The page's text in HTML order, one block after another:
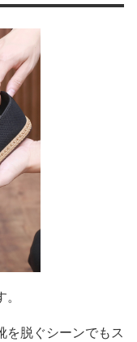
を脱ぐシーンでもス